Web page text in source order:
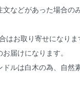
文などがあった場合の
はお取り寄せになりま
届けになります。
ドルは白木の為、自然